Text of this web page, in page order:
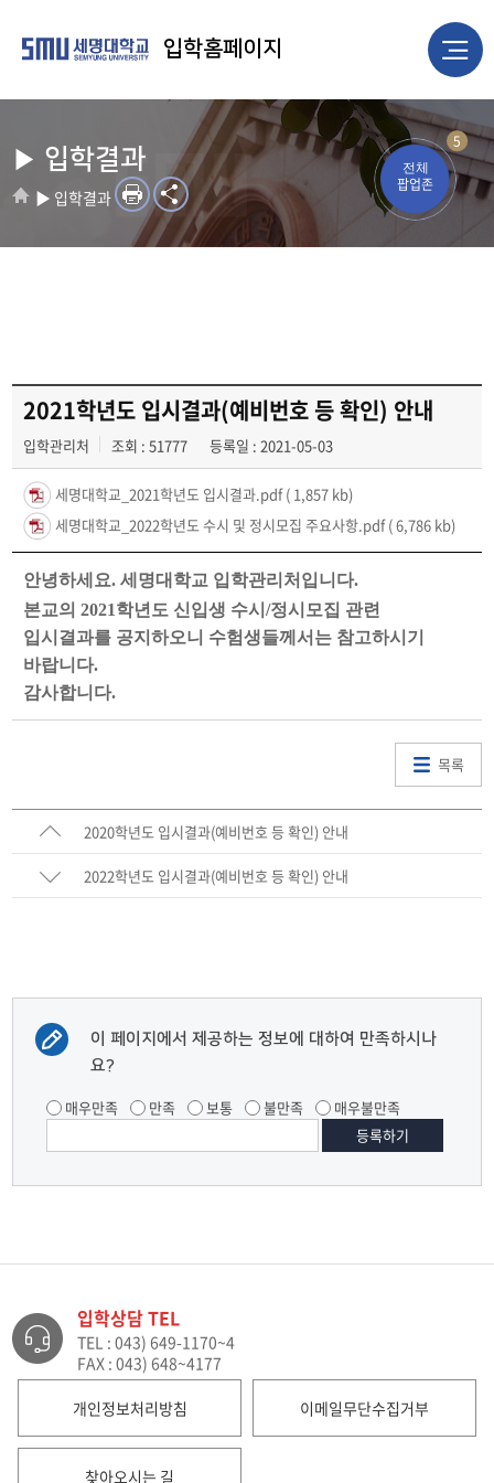
5
전체
팝업존
입학홈페이지
▶ 입학결과
▶ 입학결과
2021학년도 입시결과(예비번호 등 확인) 안내
입학관리처 조회 : 51777 등록일 : 2021-05-03
세명대학교_2021학년도 입시결과.pdf( 1,857 kb)
세명대학교_2022학년도 수시 및 정시모집 주요사항.pdf( 6,786 kb)
안녕하세요.세명대학교 입학관리처입니다.
본교의2021학년도 신입생 수시/정시모집 관련
입시결과를 공지하오니 수험생들께서는 참고하시기
바랍니다.
감사합니다.
목록
2020학년도 입시결과(예비번호 등 확인) 안내
2022학년도 입시결과(예비번호 등 확인) 안내
이 페이지에서 제공하는 정보에 대하여 만족하시나
요?
매우만족 만족 보통 불만족 매우불만족
입학상담 TEL
TEL : 043) 649-1170~4
FAX : 043) 648~4177
개인정보처리방침 이메일무단수집거부
찾아오시는 길